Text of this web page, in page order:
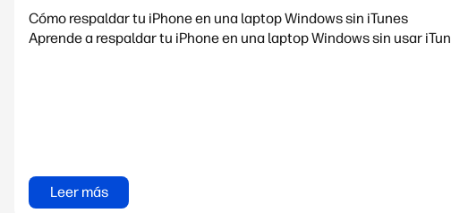
Cómo respaldar tu iPhone en una laptop Windows sin iTunes
Aprende a respaldar tu iPhone en una laptop Windows sin usar
Leer más